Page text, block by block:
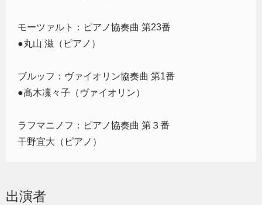
モーツァルト：ピアノ協奏曲 第23番
●丸山 滋（ピアノ）
ブルッフ：ヴァイオリン協奏曲 第1番
●髙木凜々子（ヴァイオリン）
ラフマニノフ：ピアノ協奏曲 第３番
干野宜大（ピアノ）
出演者